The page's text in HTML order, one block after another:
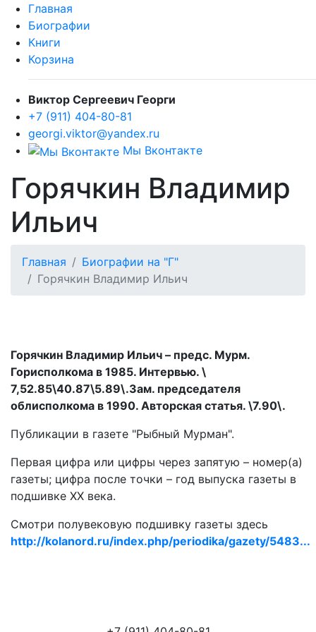
Главная
Биографии
Книги
Корзина
Виктор Сергеевич Георги
+7 (911) 404-80-81
georgi.viktor@yandex.ru
Мы Вконтакте
Горячкин Владимир
Ильич
Главная
Биографии на "Г"
Горячкин Владимир Ильич
Горячкин Владимир Ильич – предс. Мурм.
Горисполкома в 1985. Интервью. \
7,52.85\40.87\5.89\.Зам. председателя
облисполкома в 1990. Авторская статья. \7.90\.
Публикации в газете "Рыбный Мурман".
Первая цифра или цифры через запятую – номер(а)
газеты; цифра после точки – год выпуска газеты в
подшивке ХХ века.
Смотри полувековую подшивку газеты здесь
http://kolanord.ru/index.php/periodika/gazety/5483...